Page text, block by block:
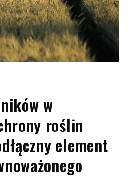
w
roślin
element